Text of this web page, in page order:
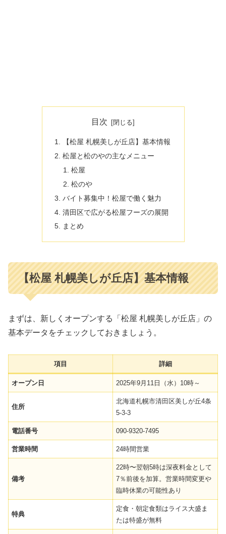
目次
【松屋 札幌美しが丘店】基本情報
松屋と松のやの主なメニュー
松屋
松のや
バイト募集中！松屋で働く魅力
清田区で広がる松屋フーズの展開
まとめ
【松屋 札幌美しが丘店】基本情報
まずは、新しくオープンする「松屋 札幌美しが丘店」の
基本データをチェックしておきましょう。
項目 詳細
オープン日 2025年9月11日（水）10時～
住所
北海道札幌市清田区美しが丘4条
5-3-3
電話番号 090-9320-7495
営業時間 24時間営業
備考
22時〜翌朝5時は深夜料金として
7％前後を加算。営業時間変更や
臨時休業の可能性あり
特典
定食・朝定食類はライス大盛ま
たは特盛が無料